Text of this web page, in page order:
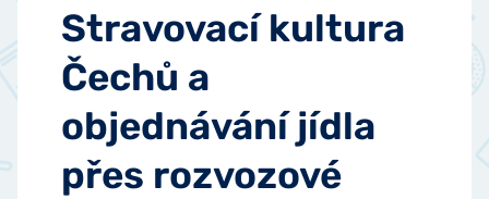
Stravovací kultura
Čechů a
objednávání jídla
přes rozvozové